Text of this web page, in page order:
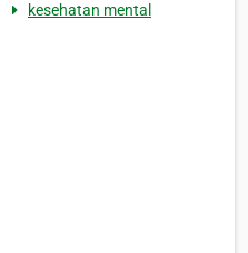
kesehatan mental